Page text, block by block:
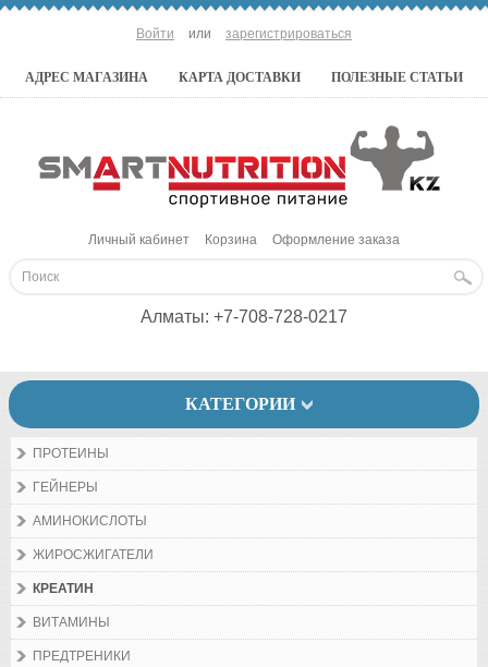
Войти или зарегистрироваться
АДРЕС МАГАЗИНА КАРТА ДОСТАВКИ ПОЛЕЗНЫЕ СТАТЬИ
Личный кабинет Корзина Оформление заказа
Алматы: +7-708-728-0217
КАТЕГОРИИ
ПРОТЕИНЫ
ГЕЙНЕРЫ
АМИНОКИСЛОТЫ
ЖИРОСЖИГАТЕЛИ
КРЕАТИН
ВИТАМИНЫ
ПРЕДТРЕНИКИ